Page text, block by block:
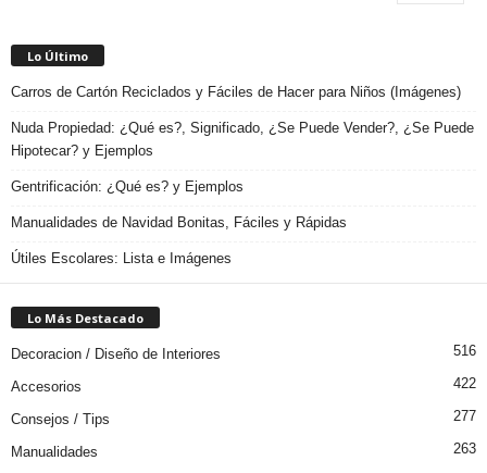
Lo Último
Carros de Cartón Reciclados y Fáciles de Hacer para Niños (Imágenes)
Nuda Propiedad: ¿Qué es?, Significado, ¿Se Puede Vender?, ¿Se Puede
Hipotecar? y Ejemplos
Gentrificación: ¿Qué es? y Ejemplos
Manualidades de Navidad Bonitas, Fáciles y Rápidas
Útiles Escolares: Lista e Imágenes
Lo Más Destacado
Decoracion / Diseño de Interiores 516
Accesorios 422
Consejos / Tips 277
Manualidades
263